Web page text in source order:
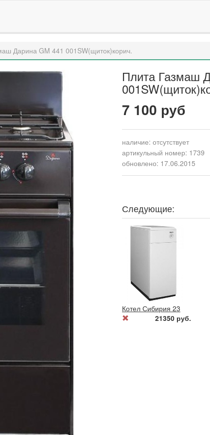
Дарина GM 441 001SW(щиток)корич.
Плита Газмаш
7 100 руб
наличие: отсутствует
артикульный номер: 1739
обновлено: 17.06.2015
Следующие:
Котел Сибирия 23
21350 руб.